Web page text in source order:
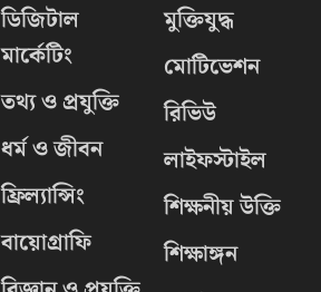
ডিজিটাল
মার্কেটিং
তথ্য ও প্রযুক্তি
ধর্ম ও জীবন
ফ্রিল্যান্সিং
বায়োগ্রাফি
মুক্তিযুদ্ধ
মোটিভেশন
রিভিউ
লাইফস্টাইল
শিক্ষনীয় উক্তি
শিক্ষাঙ্গন